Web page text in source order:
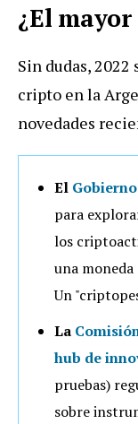
¿El
Sin dudas, 2022
cripto en la
novedades
El
para
los
una
Un
La
hub de
pruebas)
sobre